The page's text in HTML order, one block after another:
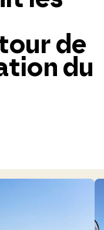
de
du